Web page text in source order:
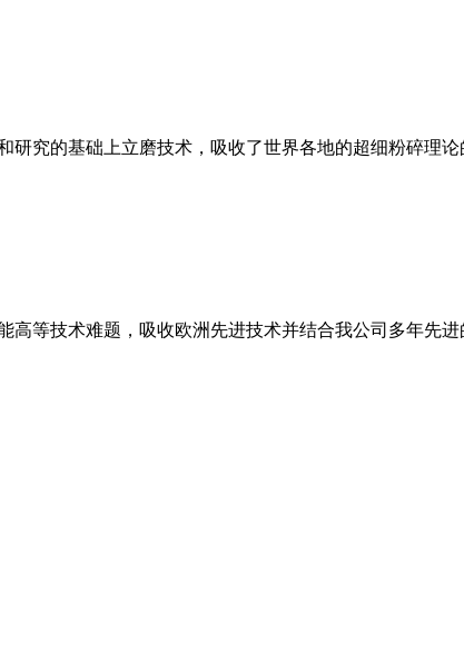
究的基础上立磨技术，吸收了世界各地的超细粉碎理
等技术难题，吸收欧洲先进技术并结合我公司多年先